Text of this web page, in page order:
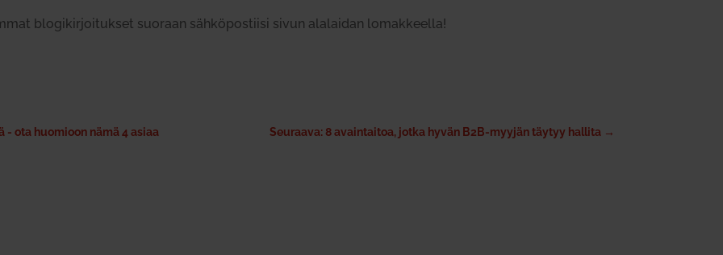
blo­gi­kir­joi­tukset suoraan säh­kö­pos­tiisi sivun ala­laidan lomak­keella!
ota huomioon nämä 4 asiaa Seuraava: 8 avaintaitoa, jotka hyvän B2B-myyjän täytyy hallita→